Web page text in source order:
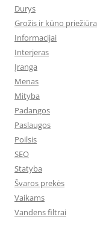
Durys
Grožis ir kūno priežiūra
Informacijai
Interjeras
Įranga
Menas
Mityba
Padangos
Paslaugos
Poilsis
SEO
Statyba
Švaros prekės
Vaikams
Vandens filtrai